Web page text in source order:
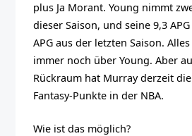
plus Ja Morant. Young nimmt
dieser Saison, und seine 9,3
APG aus der letzten Saison.
immer noch über Young. Aber
Rückraum hat Murray derzeit
Fantasy-Punkte in der NBA.
Wie ist das möglich?